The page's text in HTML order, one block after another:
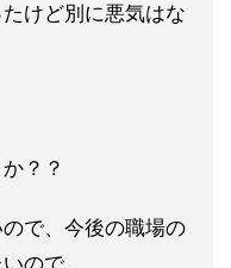
けど別に悪気はな
？？
で、今後の職場の
ので。